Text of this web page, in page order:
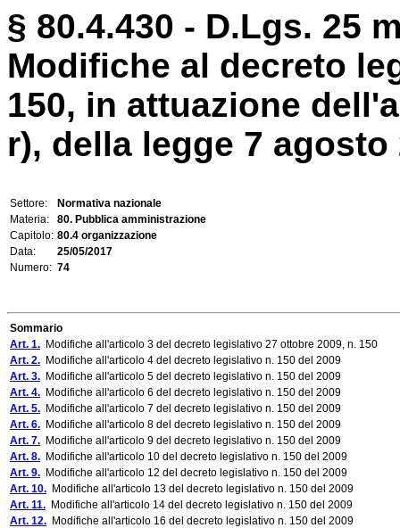
§ 80.4.430 - D.Lgs. 25
Modifiche al decreto
150, in attuazione
r), della legge 7 agosto
Settore:
Normativa nazionale
Materia:
80. Pubblica amministrazione
Capitolo: 80.4 organizzazione
Data:
25/05/2017
Numero: 74
Sommario
Art. 1. Modifiche all'articolo 3 del decreto legislativo 27 ottobre 2009, n. 150
Art. 2. Modifiche all'articolo 4 del decreto legislativo n. 150 del 2009
Art. 3. Modifiche all'articolo 5 del decreto legislativo n. 150 del 2009
Art. 4. Modifiche all'articolo 6 del decreto legislativo n. 150 del 2009
Art. 5. Modifiche all'articolo 7 del decreto legislativo n. 150 del 2009
Art. 6. Modifiche all'articolo 8 del decreto legislativo n. 150 del 2009
Art. 7. Modifiche all'articolo 9 del decreto legislativo n. 150 del 2009
Art. 8. Modifiche all'articolo 10 del decreto legislativo n. 150 del 2009
Art. 9. Modifiche all'articolo 12 del decreto legislativo n. 150 del 2009
Art. 10. Modifiche all'articolo 13 del decreto legislativo n. 150 del 2009
Art. 11. Modifiche all'articolo 14 del decreto legislativo n. 150 del 2009
Art. 12. Modifiche all'articolo 16 del decreto legislativo n. 150 del 2009